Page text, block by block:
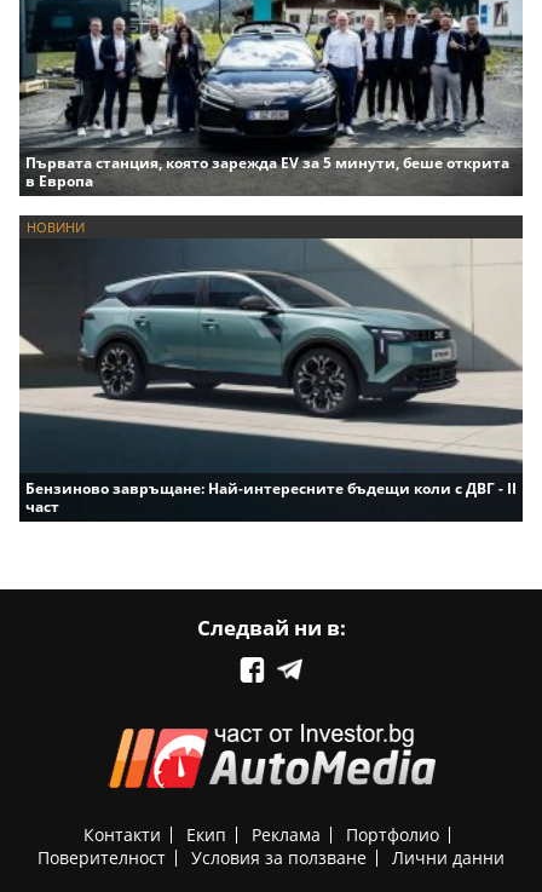
Първата станция, която зарежда EV за 5 минути, беше открита
в Европа
НОВИНИ
Бензиново завръщане: Най-интересните бъдещи коли с ДВГ - II
част
Следвай ни в:
Контакти Екип Реклама
Портфолио
Поверителност
Условия за ползване Лични данни